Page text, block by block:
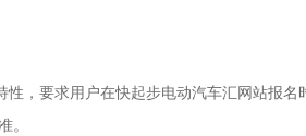
，要求用户在快起步电动汽车汇网站报
。